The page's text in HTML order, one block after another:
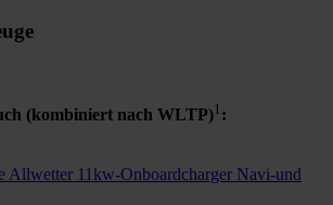
(kombiniert nach WLTP)1 :
Allwetter 11kw-Onboardcharger Navi-und